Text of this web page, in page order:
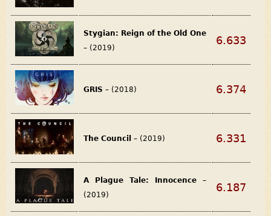
Stygian: Reign of the Old One
– (2019)
6.633
GRIS – (2018) 6.374
The Council – (2019) 6.331
A Plague Tale: Innocence –
(2019)
6.187